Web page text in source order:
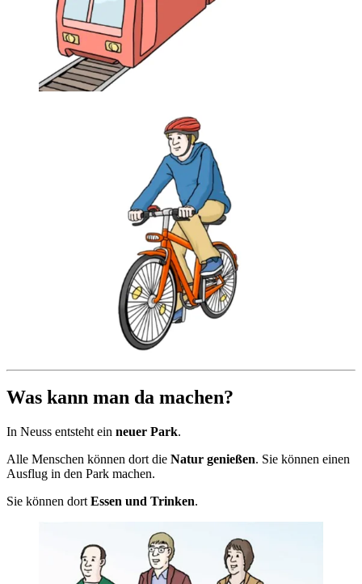
Was kann man da machen?
In Neuss entsteht ein neuer Park.
Alle Menschen können dort die Natur genießen. Sie können einen
Ausflug in den Park machen.
Sie können dort Essen und Trinken.